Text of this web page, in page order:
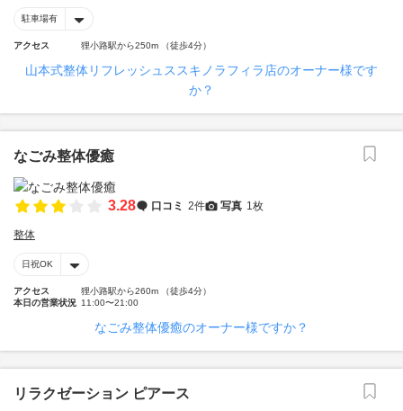
駐車場有
アクセス 狸小路駅から250m （徒歩4分）
山本式整体リフレッシュススキノラフィラ店のオーナー様です
か？
なごみ整体優癒
3.28 口コミ 2件 写真 1枚
整体
日祝OK
アクセス
狸小路駅から260m （徒歩4分）
本日の営業状況 11:00〜21:00
なごみ整体優癒のオーナー様ですか？
リラクゼーション ピアース